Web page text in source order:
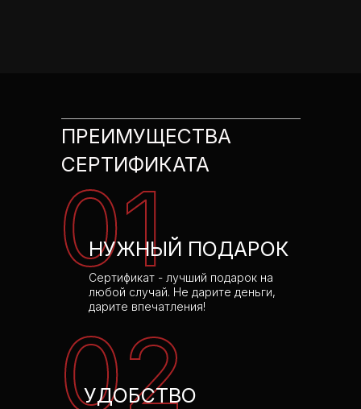
ПРЕИМУЩЕСТВА
СЕРТИФИКАТА
01
02
НУЖНЫЙ ПОДАРОК
Сертификат - лучший подарок на
любой случай. Не дарите деньги,
дарите впечатления!
УДОБСТВО